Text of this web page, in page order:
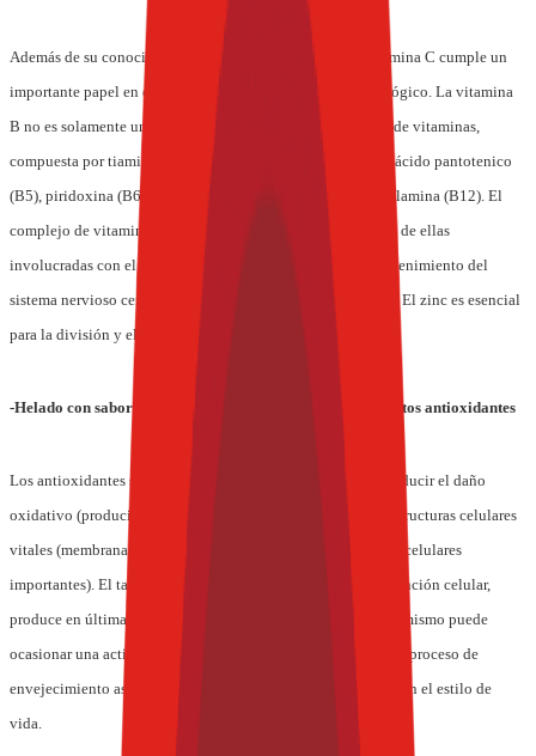
Además de su conocida función como antioxidante, la vitamina C cumple un
importante papel en el fortalecimiento del sistema inmunológico. La vitamina
B no es solamente una vitamina, sino una familia completa de vitaminas,
compuesta por tiamina (B1), riboflavina (B2), niacina (B3), ácido pantotenico
(B5), piridoxina (B6), biotina (B7), ácido fólico (B9) y cobalamina (B12). El
complejo de vitamina B cumple diversas funciones, algunas de ellas
involucradas con el metabolismo de carbohidratos y el mantenimiento del
sistema nervioso central que rige la respuesta inmunológica. El zinc es esencial
para la división y el crecimiento celular.
-Helado con sabor a cereza goji, para incrementar los efectos antioxidantes
Los antioxidantes son sustancias conocidas por prevenir o reducir el daño
oxidativo (producido por ataques de radicales libres) a las estructuras celulares
vitales (membranas celulares, ADN celular y otras estructuras celulares
importantes). El tan llamado estrés oxidativo disminuye la función celular,
produce en última instancia la muerte celular prematura y asimismo puede
ocasionar una actividad inmune deficiente, la aceleración del proceso de
envejecimiento así como varias enfermedades relacionadas con el estilo de
vida.